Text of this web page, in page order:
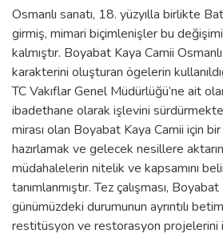
Osmanlı sanatı, 18. yüzyılla birlikte
girmiş, mimari biçimlenişler bu
kalmıştır. Boyabat Kaya Camii
karakterini oluşturan ögelerin
TC Vakıflar Genel Müdürlüğü’ne ait
ibadethane olarak işlevini
mirası olan Boyabat Kaya Camii için
hazırlamak ve gelecek nesillere
müdahalelerin nitelik ve kapsamını
tanımlanmıştır. Tez çalışması,
günümüzdeki durumunun ayrıntılı
restitüsyon ve restorasyon projelerini